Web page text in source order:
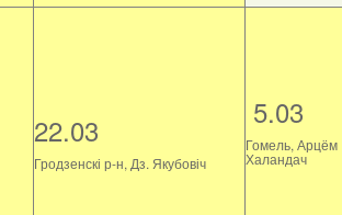
22.03
Гродзенскі р-н, Дз. Якубовіч
5.03
Гомель, Арцём
Халандач